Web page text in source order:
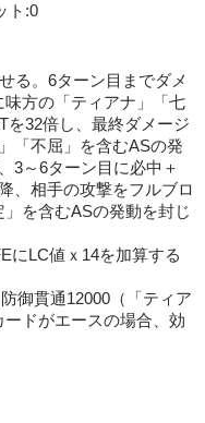
ト:0
る。6ターン目までダメ
方の「ティアナ」「七
を32倍し、最終ダメージ
「不屈」を含むASの発
3～6ターン目に必中＋
、相手の攻撃をフルブロ
を含むASの発動を封じ
にLC値ｘ14を加算する
御貫通12000（「ティア
ドがエースの場合、効